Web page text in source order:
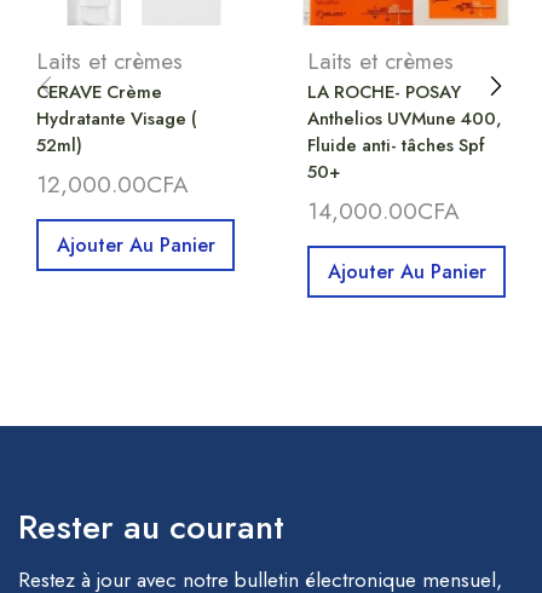
Laits et crèmes
CERAVE Crème
Hydratante Visage (
52ml)
12,000.00CFA
Ajouter Au Panier
Laits et crèmes
LA ROCHE- POSAY
Anthelios UVMune 400,
Fluide anti- tâches Spf
50+
14,000.00CFA
Ajouter Au Panier
Rester au courant
Restez à jour avec notre bulletin électronique mensuel,